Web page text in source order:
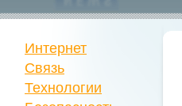
Интернет
Связь
Технологии